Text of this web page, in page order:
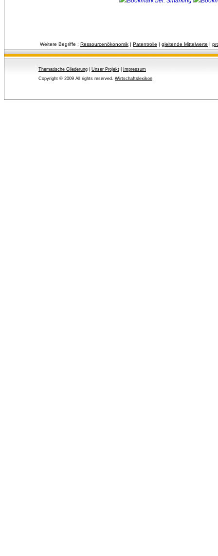
Weitere Begriffe : Ressourcenökonomik | Patentrolle | gleitende Mittelwerte |
Thematische Gliederung Unser Projekt
Impressum
Copyright © 2009 All rights reserved. Wirtschaftslexikon